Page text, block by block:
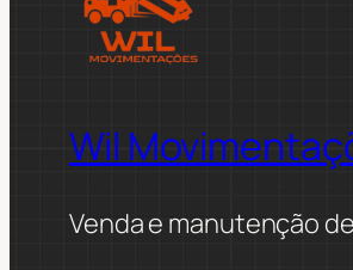
Wil
Venda e manutenção